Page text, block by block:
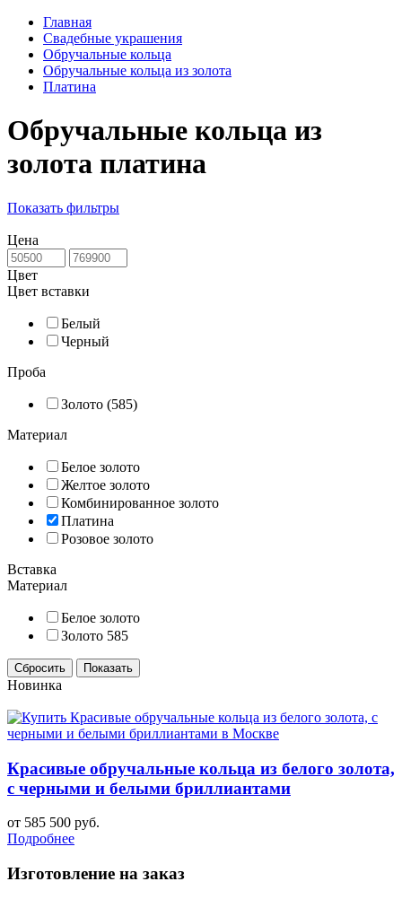
Главная
Свадебные украшения
Обручальные кольца
Обручальные кольца из золота
Платина
Обручальные кольца из
золота платина
Показать фильтры
Цена
Цвет
Цвет вставки
Белый
Черный
Проба
Золото (585)
Материал
Белое золото
Желтое золото
Комбинированное золото
Платина
Розовое золото
Вставка
Материал
Белое золото
Золото 585
Новинка
Красивые обручальные кольца из белого золота,
с черными и белыми бриллиантами
от 585 500 руб.
Подробнее
Изготовление на заказ